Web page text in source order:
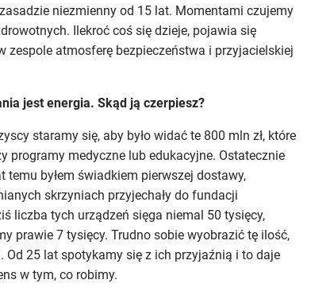
niezmienny od 15 lat. Momentami czujemy
Ilekroć coś się dzieje, pojawia się
zespole atmosferę bezpieczeństwa i przyjacielskiej
jest energia. Skąd ją czerpiesz?
staramy się, aby było widać te 800 mln zł, które
programy medyczne lub edukacyjne. Ostatecznie
temu byłem świadkiem pierwszej dostawy,
skrzyniach przyjechały do fundacji
liczba tych urządzeń sięga niemal 50 tysięcy,
prawie 7 tysięcy. Trudno sobie wyobrazić tę ilość,
25 lat spotykamy się z ich przyjaźnią i to daje
w tym, co robimy.